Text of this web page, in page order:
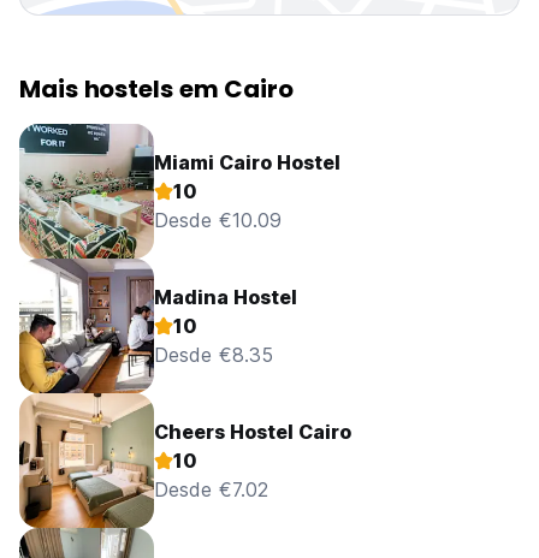
Mais hostels em Cairo
Miami Cairo Hostel
10
Desde €10.09
Madina Hostel
10
Desde €8.35
Cheers Hostel Cairo
10
Desde €7.02